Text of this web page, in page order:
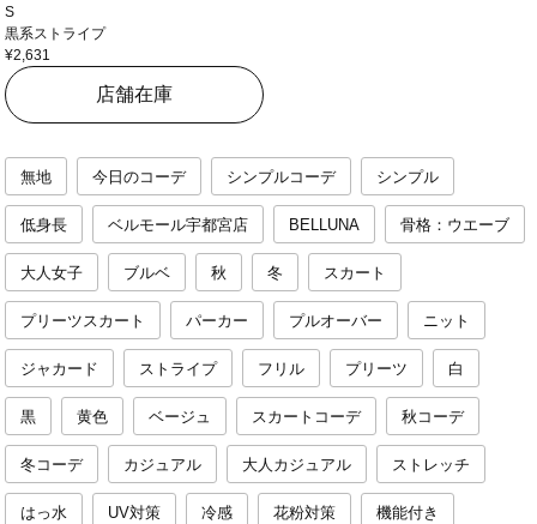
S
黒系ストライプ
¥2,631
店舗在庫
無地 今日のコーデ シンプルコーデ シンプル
低身長 ベルモール宇都宮店 BELLUNA 骨格：ウエーブ
大人女子 ブルベ 秋 冬 スカート
プリーツスカート パーカー プルオーバー ニット
ジャカード ストライプ フリル プリーツ 白
黒 黄色 ベージュ スカートコーデ 秋コーデ
冬コーデ カジュアル 大人カジュアル ストレッチ
はっ水 UV対策 冷感 花粉対策 機能付き